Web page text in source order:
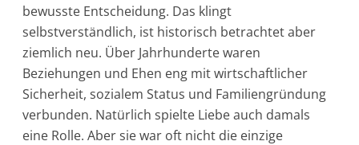
bewusste Entscheidung. Das klingt
selbstverständlich, ist historisch betrachtet aber
ziemlich neu. Über Jahrhunderte waren
Beziehungen und Ehen eng mit wirtschaftlicher
Sicherheit, sozialem Status und Familiengründung
verbunden. Natürlich spielte Liebe auch damals
eine Rolle. Aber sie war oft nicht die einzige